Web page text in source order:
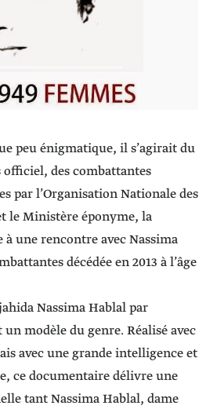
peu énigmatique, il s’agirait du
des combattantes
par l’Organisation Nationale des
le Ministère éponyme, la
une rencontre avec Nassima
décédée en 2013 à l’âge
Nassima Hablal par
un modèle du genre. Réalisé avec
avec une grande intelligence et
ce documentaire délivre une
tant Nassima Hablal, dame